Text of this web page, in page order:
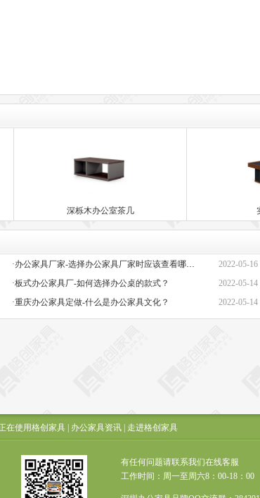
深栎木办公室茶几
·办公家具厂家-选择办公家具厂家时应该查看哪些方面？
2022-05-16
·板式办公家具厂-如何选择办公桌的款式？
2022-05-14
·重庆办公家具定做-什么是办公家具文化？ 2022-05-14
在使用格创家具| 办公家具资讯| 走进格创家具
有任何问题请联系我们在线客服
工作时间：周一至周六8：00-18：00